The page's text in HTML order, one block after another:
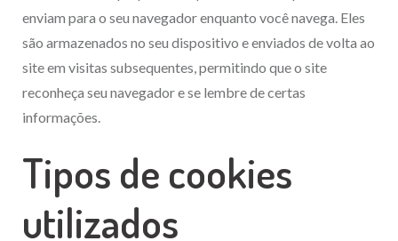
enviam para o seu navegador enquanto você navega. Eles
são armazenados no seu dispositivo e enviados de volta ao
site em visitas subsequentes, permitindo que o site
reconheça seu navegador e se lembre de certas
informações.
Tipos de cookies
utilizados